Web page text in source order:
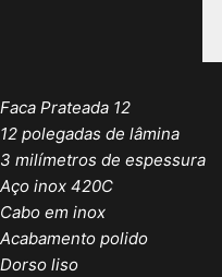
Faca Prateada 12
12 polegadas de lâmina
3 milímetros de espessura
Aço inox 420C
Cabo em inox
Acabamento polido
Dorso liso